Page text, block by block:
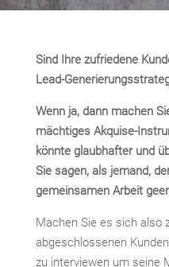
Sind Ihre zufriedene
Lead-
Wenn ja, dann machen
mächtiges Akquise-
könnte glaubhafter und
Sie sagen, als jemand,
gemeinsamen Arbeit
Machen Sie es sich also
abgeschlossenen
zu interviewen um seine